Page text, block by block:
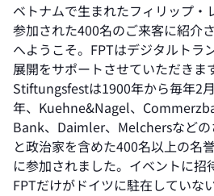
ベトナムで生まれたフィリップ・
参加された400名のご来客に紹介
へようこそ。FPTはデジタルトラ
展開をサポートさせていただきま
Stiftungsfestは1900年から毎年2
年、Kuehne&Nagel、
Bank、Daimler、Melchersなど
と政治家を含めた400名以上の名
に参加されました。イベントに招
FPTだけがドイツに駐在していな